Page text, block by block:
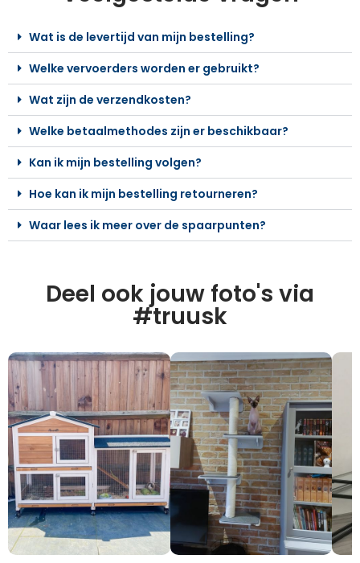
Wat is de levertijd van mijn bestelling?
Welke vervoerders worden er gebruikt?
Wat zijn de verzendkosten?
Welke betaalmethodes zijn er beschikbaar?
Kan ik mijn bestelling volgen?
Hoe kan ik mijn bestelling retourneren?
Waar lees ik meer over de spaarpunten?
Deel ook jouw foto's via
#truusk